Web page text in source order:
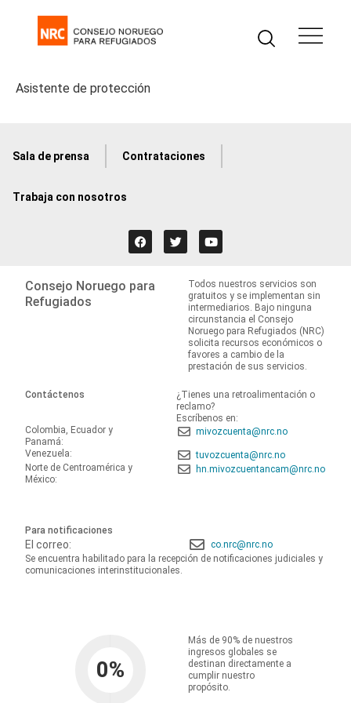
Asistente de protección
Sala de prensa Contrataciones
Trabaja con nosotros
Consejo Noruego para
Refugiados
Todos nuestros servicios son
gratuitos y se implementan sin
intermediarios. Bajo ninguna
circunstancia el Consejo
Noruego para Refugiados (NRC)
solicita recursos económicos o
favores a cambio de la
prestación de sus servicios.
Contáctenos
¿Tienes una retroalimentación o
reclamo?
Escríbenos en:
Colombia, Ecuador y
Panamá:
mivozcuenta@nrc.no
Venezuela:
tuvozcuenta@nrc.no
Norte de Centroamérica y
México:
hn.mivozcuentancam@nrc.no
Para notificaciones
El correo:
co.nrc@nrc.no
Se encuentra habilitado para la recepción de notificaciones judiciales y
comunicaciones interinstitucionales.
0%
Más de 90% de nuestros
ingresos globales se
destinan directamente a
cumplir nuestro
propósito.